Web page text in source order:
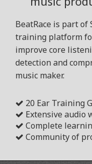
BeatRace is part of
training platform
improve core
detection and
music maker.
20 Ear Training
Extensive audio
Complete
Community of